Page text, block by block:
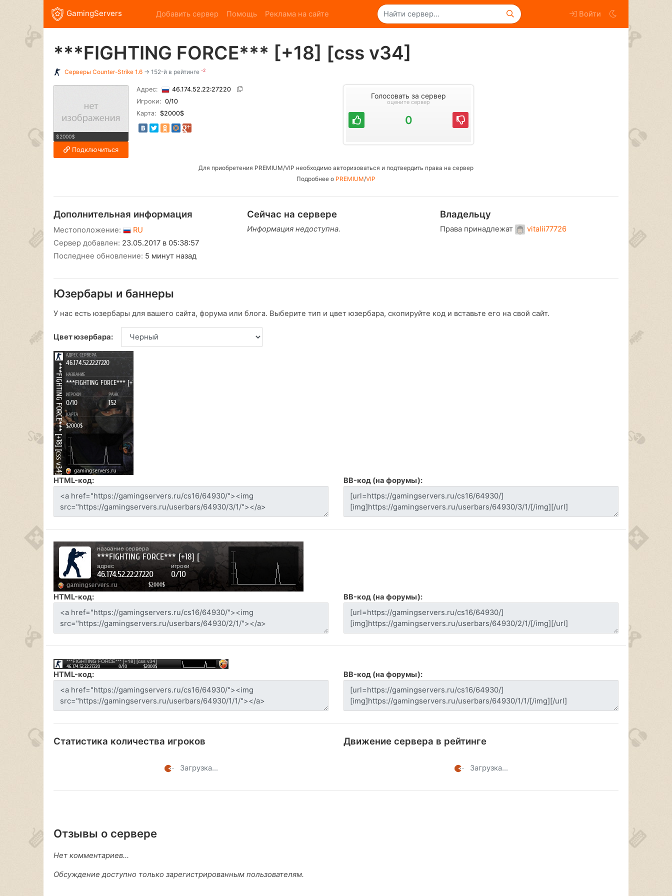
GamingServers Добавить сервер Помощь Реклама на сайте Войти
***FIGHTING FORCE*** [+18] [css v34]
Серверы Counter-Strike 1.6 → 152-й в рейтинге -2
$2000$
Подключиться
Адрес:
46.174.52.22:27220
Игроки: 0/10
Карта: $2000$
Голосовать за сервер
оцените сервер
0
Для приобретения PREMIUM/VIP необходимо авторизоваться и подтвердить права на сервер
Подробнее о PREMIUM/VIP
Дополнительная информация
Местоположение:
RU
Сервер добавлен: 23.05.2017 в 05:38:57
Последнее обновление: 5 минут назад
Сейчас на сервере
Информация недоступна.
Владельцу
Права принадлежат vitalii77726
Юзербары и баннеры
У нас есть юзербары для вашего сайта, форума или блога. Выберите тип и цвет юзербара, скопируйте код и вставьте его на свой сайт.
Цвет юзербара:
HTML-код: BB-код (на форумы):
HTML-код: BB-код (на форумы):
HTML-код: BB-код (на форумы):
Статистика количества игроков
Загрузка...
Движение сервера в рейтинге
Загрузка...
Отзывы о сервере
Нет комментариев...
Обсуждение доступно только зарегистрированным пользователям.